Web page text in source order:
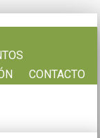
CONTACTO